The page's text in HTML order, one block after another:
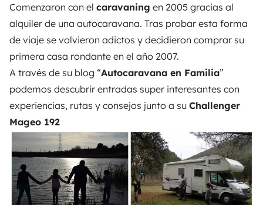
Comenzaron con el caravaning en 2005 gracias al
alquiler de una autocaravana. Tras probar esta forma
de viaje se volvieron adictos y decidieron comprar su
primera casa rondante en el año 2007.
A través de su blog “Autocaravana en Familia”
podemos descubrir entradas super interesantes con
experiencias, rutas y consejos junto a su Challenger
Mageo 192